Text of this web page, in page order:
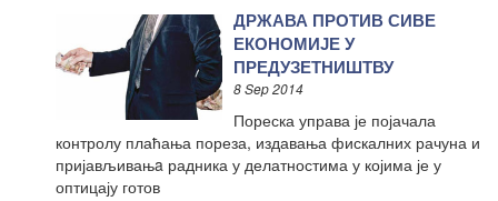
ДРЖАВА ПРОТИВ СИВЕ
ЕКОНОМИЈЕ У
ПРЕДУЗЕТНИШТВУ
8 Sep 2014
Пореска управа је појачала
контролу плаћања пореза, издавања фискалних рачуна и
пријављивањa радника у делатностима у којима је у
оптицају готов